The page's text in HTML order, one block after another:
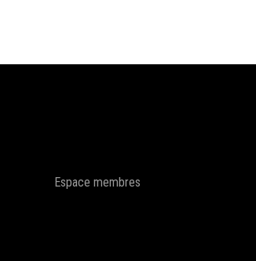
Espace membres